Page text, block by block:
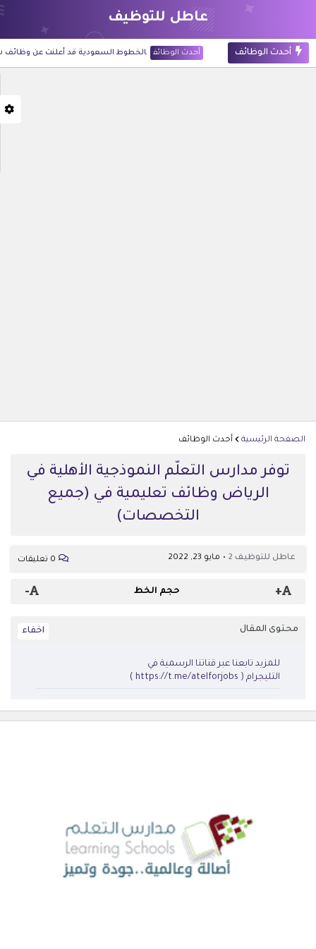
عاطل للتوظيف
أحدث الوظائف الخطوط السعودية قد أعلنت عن وظائف شاغرة أحدث الوظائف
الصفحة الرئيسية أحدث الوظائف
توفر مدارس التعلّم النموذجية الأهلية في
الرياض وظائف تعليمية في (جميع
التخصصات)
عاطل للتوظيف 2 مايو 23, 2022 0 تعليقات
+ حجم الخط -
محتوى المقال
للمزيد تابعنا عبر قناتنا الرسمية في
التليجرام ( https://t.me/atelforjobs )